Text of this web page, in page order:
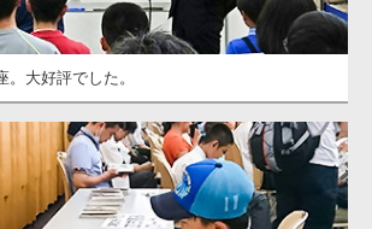
。大好評でした。